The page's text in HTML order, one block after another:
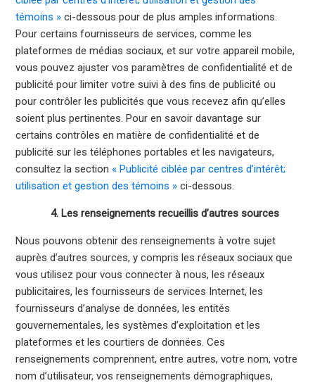
témoins » ci-dessous pour de plus amples informations.
Pour certains fournisseurs de services, comme les
plateformes de médias sociaux, et sur votre appareil mobile,
vous pouvez ajuster vos paramètres de confidentialité et de
publicité pour limiter votre suivi à des fins de publicité ou
pour contrôler les publicités que vous recevez afin qu’elles
soient plus pertinentes. Pour en savoir davantage sur
certains contrôles en matière de confidentialité et de
publicité sur les téléphones portables et les navigateurs,
consultez la section «Publicité ciblée par centres d’intérêt;
utilisation et gestion des témoins » ci-dessous.
4. Les renseignements recueillis d’autres sources
Nous pouvons obtenir des renseignements à votre sujet
auprès d’autres sources, y compris les réseaux sociaux que
vous utilisez pour vous connecter à nous, les réseaux
publicitaires, les fournisseurs de services Internet, les
fournisseurs d’analyse de données, les entités
gouvernementales, les systèmes d’exploitation et les
plateformes et les courtiers de données. Ces
renseignements comprennent, entre autres, votre nom, votre
nom d’utilisateur, vos renseignements démographiques,